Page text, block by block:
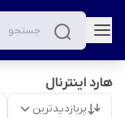
هارد اینترنال
پربازدیدترین